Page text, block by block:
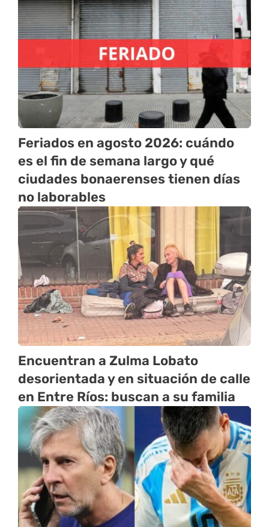
Feriados en agosto 2026: cuándo
es el fin de semana largo y qué
ciudades bonaerenses tienen días
no laborables
Encuentran a Zulma Lobato
desorientada y en situación de calle
en Entre Ríos: buscan a su familia